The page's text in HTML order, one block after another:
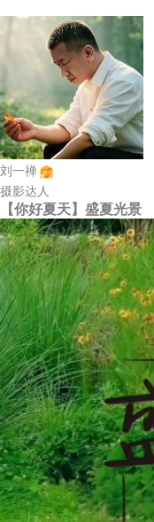
刘一禅
摄影达人
【你好夏天】盛夏光景